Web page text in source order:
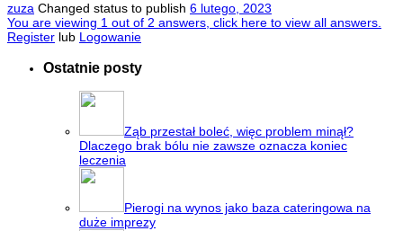
zuza Changed status to publish 6 lutego, 2023
You are viewing 1 out of 2 answers, click here to view all answers.
Register lub Logowanie
Ostatnie posty
Ząb przestał boleć, więc problem minął?
Dlaczego brak bólu nie zawsze oznacza koniec
leczenia
Pierogi na wynos jako baza cateringowa na
duże imprezy